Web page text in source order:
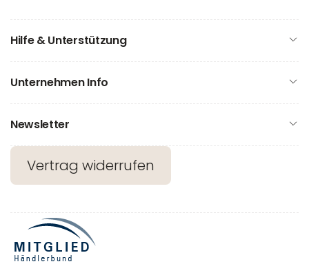
Hilfe & Unterstützung
Unternehmen Info
Newsletter
Vertrag widerrufen